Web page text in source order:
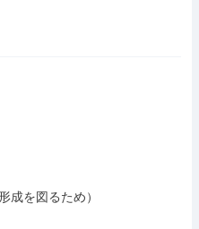
成を図るため）